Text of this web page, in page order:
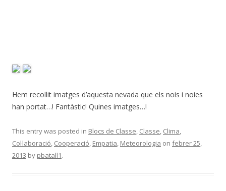
Hem recollit imatges d’aquesta nevada que els nois i noies
han portat…! Fantàstic! Quines imatges…!
This entry was posted in Blocs de Classe, Classe, Clima,
Col·laboració, Cooperació, Empatia, Meteorologia on febrer 25,
2013 by pbatall1.